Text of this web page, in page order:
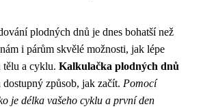
plodných dnů je dnes bohatší než
i párům skvělé možnosti, jak lépe
tělu a cyklu. Kalkulačka plodných dnů
dostupný způsob, jak začít. Pomocí
je délka vašeho cyklu a první den